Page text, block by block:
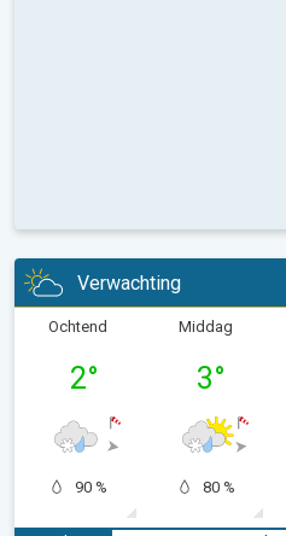
Verwachting
Ochtend
2°
90 %
Middag
3°
80 %